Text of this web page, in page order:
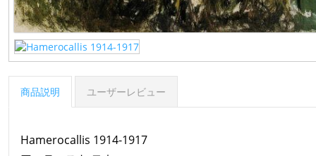
商品説明 ユーザーレビュー
Hamerocallis 1914-1917